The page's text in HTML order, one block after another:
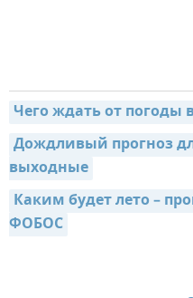
Чего ждать от погоды
Дождливый прогноз
выходные
Каким будет лето –
ФОБОС